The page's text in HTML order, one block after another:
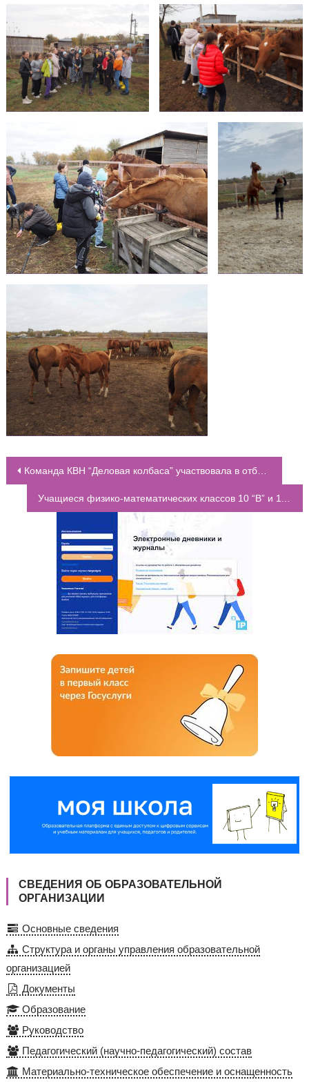
НАВИГАЦИЯ ПО ЗАПИСЯМ
Команда КВН “Деловая колбаса” участвовала в отборочном туре Ростовской Региональной школьной лиги Старт
СВЕДЕНИЯ ОБ ОБРАЗОВАТЕЛЬНОЙ
ОРГАНИЗАЦИИ
Основные сведения
Структура и органы управления образовательной
организацией
Документы
Образование
Руководство
Педагогический (научно-педагогический) состав
Материально-техническое обеспечение и оснащенность